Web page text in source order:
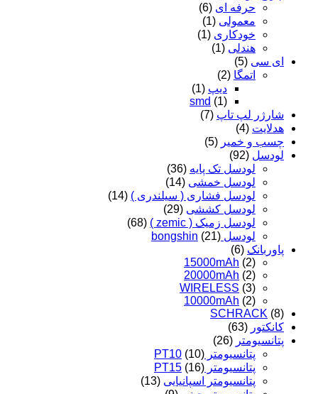
حرفه ای (6)
معمولی (1)
خودکاری (1)
هندلی (1)
ای سی (5)
اتمگا (2)
دیپ (1)
smd (1)
شارژر لپ تاپ (7)
هدلایت (4)
چسب و خمیر (5)
لودسل (92)
لودسل تک پایه (36)
لودسل خمشی (14)
لودسل فشاری ( سیلندری ) (14)
لودسل کششی (29)
لودسل زمیک ( zemic )
(68)
لودسل bongshin (21)
پاوربانک (6)
15000mAh (2)
20000mAh (2)
WIRELESS (3)
10000mAh (2)
SCHRACK (8)
کانکتور (63)
پتانسیومتر (26)
پتانسیومتر PT10 (10)
پتانسیومتر PT15 (16)
پتانسیومتر اسپانیایی (13)